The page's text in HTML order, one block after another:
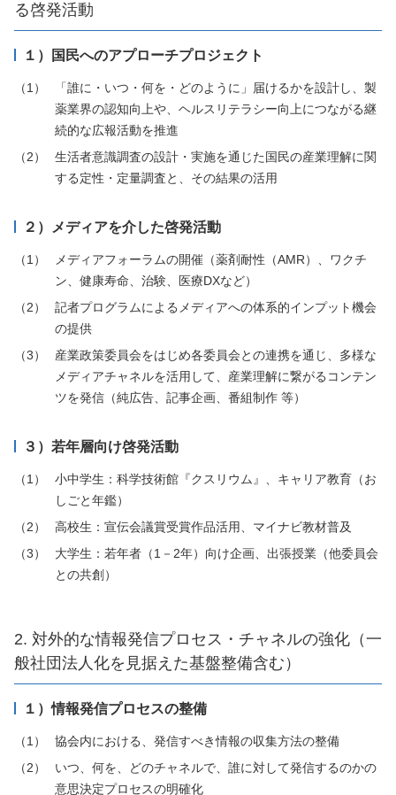
る啓発活動
１）国民へのアプローチプロジェクト
「誰に・いつ・何を・どのように」届けるかを設計し、製
薬業界の認知向上や、ヘルスリテラシー向上につながる継
続的な広報活動を推進
生活者意識調査の設計・実施を通じた国民の産業理解に関
する定性・定量調査と、その結果の活用
２）メディアを介した啓発活動
メディアフォーラムの開催（薬剤耐性（AMR）、ワクチ
ン、健康寿命、治験、医療DXなど）
記者プログラムによるメディアへの体系的インプット機会
の提供
産業政策委員会をはじめ各委員会との連携を通じ、多様な
メディアチャネルを活用して、産業理解に繋がるコンテン
ツを発信（純広告、記事企画、番組制作 等）
３）若年層向け啓発活動
小中学生：科学技術館『クスリウム』、キャリア教育（お
しごと年鑑）
高校生：宣伝会議賞受賞作品活用、マイナビ教材普及
大学生：若年者（1－2年）向け企画、出張授業（他委員会
との共創）
2. 対外的な情報発信プロセス・チャネルの強化（一
般社団法人化を見据えた基盤整備含む）
１）情報発信プロセスの整備
協会内における、発信すべき情報の収集方法の整備
いつ、何を、どのチャネルで、誰に対して発信するのかの
意思決定プロセスの明確化